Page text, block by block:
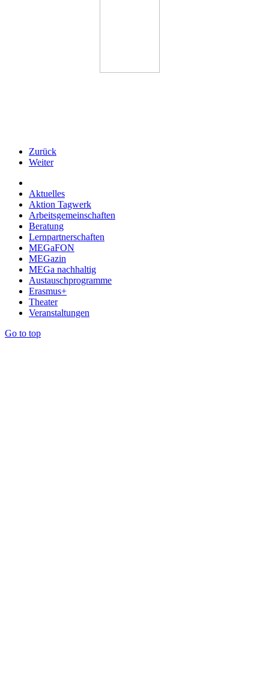
Zurück
Weiter
Aktuelles
Aktion Tagwerk
Arbeitsgemeinschaften
Beratung
Lernpartnerschaften
MEGaFON
MEGazin
MEGa nachhaltig
Austauschprogramme
Erasmus+
Theater
Veranstaltungen
Go to top